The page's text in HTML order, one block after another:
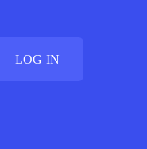
LOG IN